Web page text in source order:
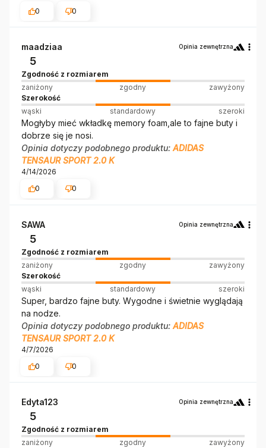
0
0
maadziaa Opinia zewnętrzna
5
Zgodność z rozmiarem
zaniżony
zgodny
zawyżony
Szerokość
wąski
standardowy szeroki
Mogłyby mieć wkładkę memory foam,ale to fajne buty i
dobrze się je nosi.
Opinia dotyczy podobnego produktu: ADIDAS
TENSAUR SPORT 2.0 K
4/14/2026
0
0
SAWA Opinia zewnętrzna
5
Zgodność z rozmiarem
zaniżony
zgodny
zawyżony
Szerokość
wąski
standardowy szeroki
Super, bardzo fajne buty. Wygodne i świetnie wyglądają
na nodze.
Opinia dotyczy podobnego produktu: ADIDAS
TENSAUR SPORT 2.0 K
4/7/2026
0
0
Edyta123 Opinia zewnętrzna
5
Zgodność z rozmiarem
zaniżony
zgodny
zawyżony